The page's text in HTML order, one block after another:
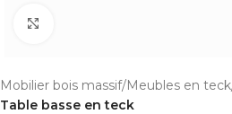
Mobilier bois massif Meubles en teck
Table basse en teck